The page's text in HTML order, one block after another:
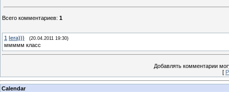
Всего комментариев: 1
1 lera))) (20.04.2011 19:30)
ммммм класс
Добавлять комментарии
[
Calendar